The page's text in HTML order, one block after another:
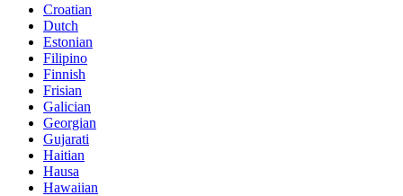
Croatian
Dutch
Estonian
Filipino
Finnish
Frisian
Galician
Georgian
Gujarati
Haitian
Hausa
Hawaiian